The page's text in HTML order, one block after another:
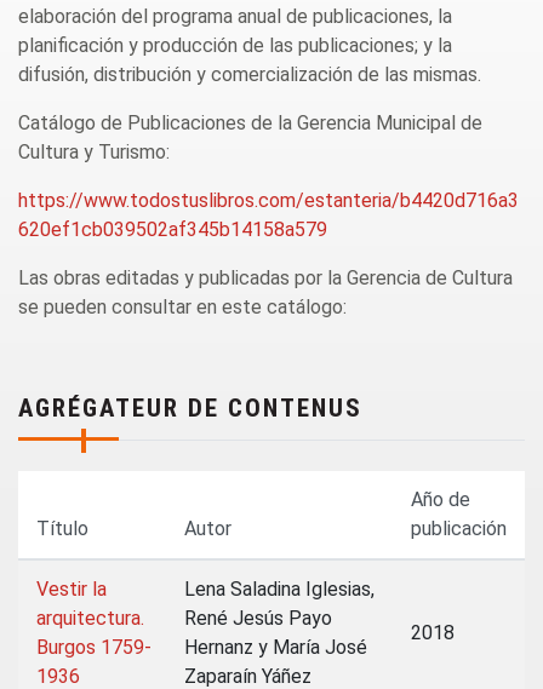
elaboración del programa anual de publicaciones, la
planificación y producción de las publicaciones; y la
difusión, distribución y comercialización de las mismas.
Catálogo de Publicaciones de la Gerencia Municipal de
Cultura y Turismo:
https://www.todostuslibros.com/estanteria/b4420d716a3
620ef1cb039502af345b14158a579
Las obras editadas y publicadas por la Gerencia de Cultura
se pueden consultar en este catálogo:
AGRÉGATEUR DE CONTENUS
Título Autor
Año de
publicación
Vestir la
arquitectura.
Burgos 1759-
1936
Lena Saladina Iglesias,
René Jesús Payo
Hernanz y María José
Zaparaín Yáñez
2018